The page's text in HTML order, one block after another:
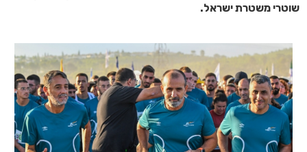
שוטרי משטרת ישראל.